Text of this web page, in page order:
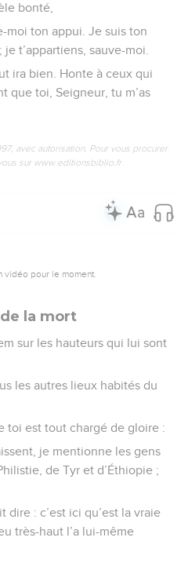
bonté,
moi ton appui. Je suis ton
t’appartiens, sauve-moi.
ira bien. Honte à ceux qui
que toi, Seigneur, tu m’as
avec autorisation. Pour vous procurer
sur www.editionsbiblio.fr
pour le moment.
la mort
sur les hauteurs qui lui sont
les autres lieux habités du
toi est tout chargé de gloire :
je mentionne les gens
de Tyr et d’Éthiopie ;
dire : c’est ici qu’est la vraie
très-haut l’a lui-même